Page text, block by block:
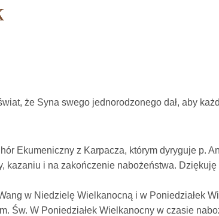
że Syna swego jednorodzonego dał, aby
Ekumeniczny z Karpacza, którym dyryguje p.
kazaniu i na zakończenie nabożeństwa.
w Niedzielę Wielkanocną i w Poniedziałek
Św. W Poniedziałek Wielkanocny w czasie